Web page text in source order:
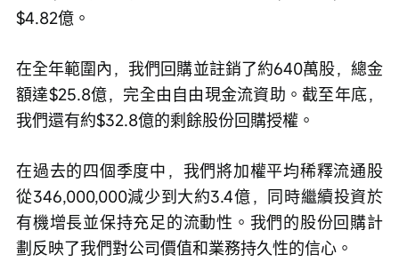
$4.82億。
在全年範圍內，我們回購並註銷了約640萬股，總金
額達$25.8億，完全由自由現金流資助。截至年底，
我們還有約$32.8億的剩餘股份回購授權。
在過去的四個季度中，我們將加權平均稀釋流通股
從346,000,000減少到大約3.4億，同時繼續投資於
有機增長並保持充足的流動性。我們的股份回購計
劃反映了我們對公司價值和業務持久性的信心。